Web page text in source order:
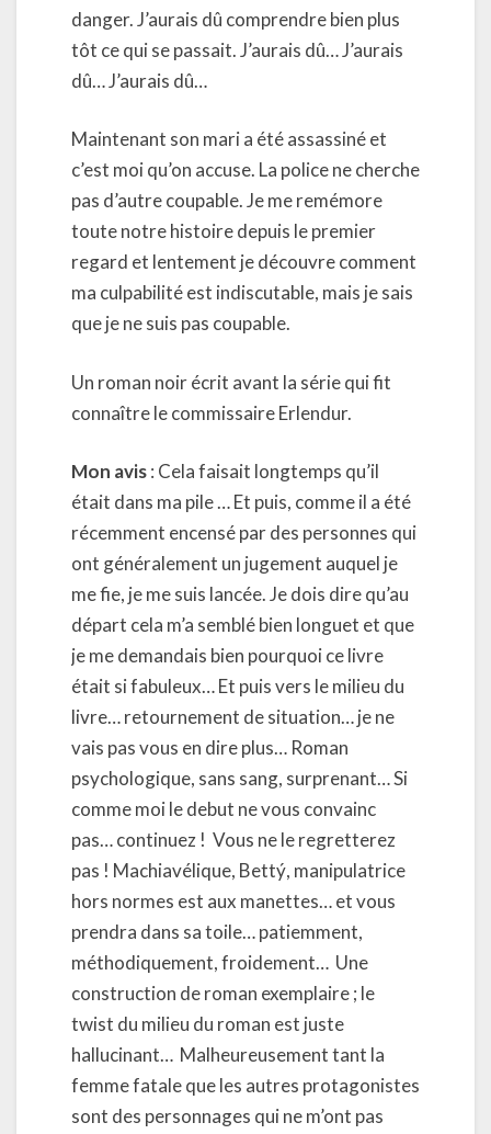
danger. J’aurais dû comprendre bien plus
tôt ce qui se passait. J’aurais dû… J’aurais
dû… J’aurais dû…
Maintenant son mari a été assassiné et
c’est moi qu’on accuse. La police ne cherche
pas d’autre coupable. Je me remémore
toute notre histoire depuis le premier
regard et lentement je découvre comment
ma culpabilité est indiscutable, mais je sais
que je ne suis pas coupable.
Un roman noir écrit avant la série qui fit
connaître le commissaire Erlendur.
Mon avis: Cela faisait longtemps qu’il
était dans ma pile … Et puis, comme il a été
récemment encensé par des personnes qui
ont généralement un jugement auquel je
me fie, je me suis lancée. Je dois dire qu’au
départ cela m’a semblé bien longuet et que
je me demandais bien pourquoi ce livre
était si fabuleux… Et puis vers le milieu du
livre… retournement de situation… je ne
vais pas vous en dire plus… Roman
psychologique, sans sang, surprenant… Si
comme moi le debut ne vous convainc
pas… continuez ! Vous ne le regretterez
pas ! Machiavélique, Bettý, manipulatrice
hors normes est aux manettes… et vous
prendra dans sa toile… patiemment,
méthodiquement, froidement… Une
construction de roman exemplaire ; le
twist du milieu du roman est juste
hallucinant… Malheureusement tant la
femme fatale que les autres protagonistes
sont des personnages qui ne m’ont pas